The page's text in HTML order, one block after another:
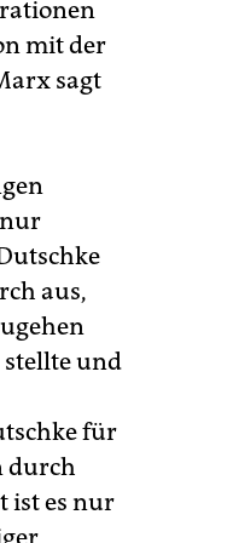
mit der
sagt
aus,
stellte und
für
durch
ist es nur